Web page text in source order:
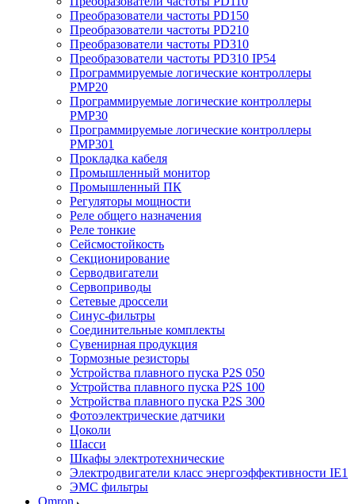
Преобразователи частоты PD150
Преобразователи частоты PD210
Преобразователи частоты PD310
Преобразователи частоты PD310 IP54
Программируемые логические контроллеры
PMP20
Программируемые логические контроллеры
PMP30
Программируемые логические контроллеры
PMP301
Прокладка кабеля
Промышленный монитор
Промышленный ПК
Регуляторы мощности
Реле общего назначения
Реле тонкие
Сейсмостойкость
Секционирование
Серводвигатели
Сервоприводы
Сетевые дроссели
Синус-фильтры
Соединительные комплекты
Сувенирная продукция
Тормозные резисторы
Устройства плавного пуска P2S 050
Устройства плавного пуска P2S 100
Устройства плавного пуска P2S 300
Фотоэлектрические датчики
Цоколи
Шасси
Шкафы электротехнические
Электродвигатели класс энергоэффективности IE1
ЭМС фильтры
Omron